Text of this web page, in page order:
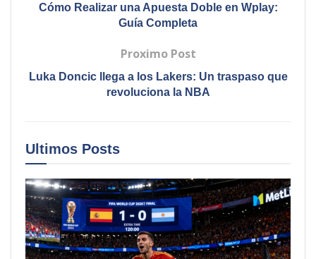
Cómo Realizar una Apuesta Doble en Wplay:
Guía Completa
Proximo Post
Luka Doncic llega a los Lakers: Un traspaso que
revoluciona la NBA
Ultimos Posts